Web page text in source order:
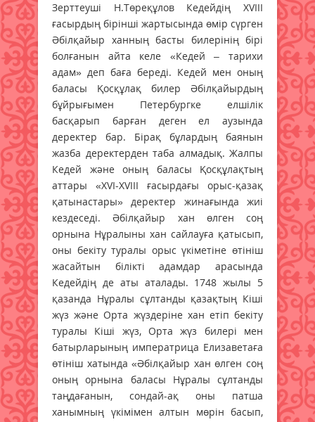
Зерттеуші Н.Төреқұлов Кедейдің XVIII
ғасырдың бірінші жартысында өмір сүрген
Әбілқайыр ханның басты билерінің бірі
болғанын айта келе «Кедей – тарихи
адам» деп баға береді. Кедей мен оның
баласы Қосқұлақ билер Әбілқайырдың
бұйрығымен Петербургке елшілік
басқарып барған деген ел аузында
деректер бар. Бірақ бұлардың баянын
жазба деректерден таба алмадық. Жалпы
Кедей және оның баласы Қосқұлақтың
аттары «XVI-XVIII ғасырдағы орыс-қазақ
қатынастары» деректер жинағында жиі
кездеседі. Әбілқайыр хан өлген соң
орнына Нұралыны хан сайлауға қатысып,
оны бекіту туралы орыс үкіметіне өтініш
жасайтын білікті адамдар арасында
Кедейдің де аты аталады. 1748 жылы 5
қазанда Нұралы сұлтанды қазақтың Кіші
жүз және Орта жүздеріне хан етіп бекіту
туралы Кіші жүз, Орта жүз билері мен
батырларының императрица Елизаветаға
өтініш хатында «Әбілқайыр хан өлген соң
оның орнына баласы Нұралы сұлтанды
таңдағанын, сондай-ақ оны патша
ханымның үкімімен алтын мөрін басып,